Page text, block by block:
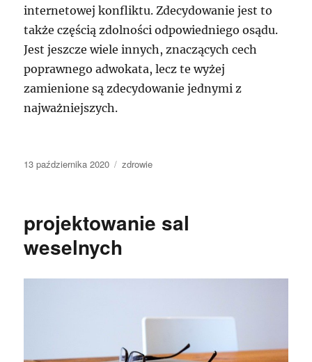
internetowej konfliktu. Zdecydowanie jest to
także częścią zdolności odpowiedniego osądu.
Jest jeszcze wiele innych, znaczących cech
poprawnego adwokata, lecz te wyżej
zamienione są zdecydowanie jednymi z
najważniejszych.
Data
13 października 2020 Kategorie
zdrowie
projektowanie sal
weselnych